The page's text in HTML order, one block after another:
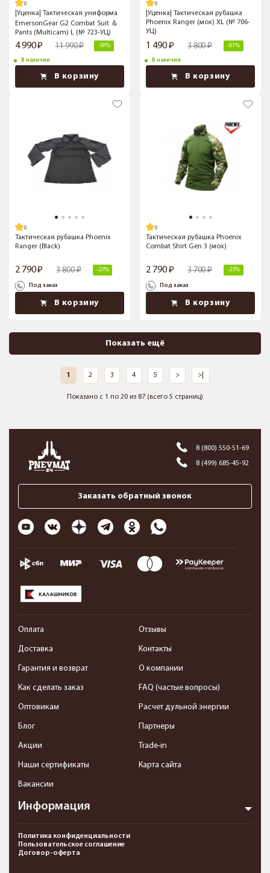
|Уценка| Тактическая униформа
EmersonGear G2 Combat Suit ＆
Pants (Multicam) L (№ 723-УЦ)
4 990 11 990 -59%
В наличии
В корзину
|Уценка| Тактическая рубашка
Phoenix Ranger (мох) XL (№ 706-
УЦ)
1 490 3 800 -61%
В наличии
В корзину
Тактическая рубашка Phoenix
Ranger (Black)
2 790 3 800 -27%
Под заказ
В корзину
Тактическая рубашка Phoenix
Combat Shirt Gen 3 (мох)
2 790 3 700 -25%
Под заказ
В корзину
Показать ещё
1 2 3 4 5 > >|
Показано с 1 по 20 из 87 (всего 5 страниц)
8 (800) 550-51-69
8 (499) 685-45-92
Заказать обратный звонок
Информация
Оплата
Доставка
Гарантия и возврат
Как сделать заказ
Оптовикам
Блог
Акции
Наши сертификаты
Вакансии
Отзывы
Контакты
О компании
FAQ (частые вопросы)
Расчет дульной энергии
Партнеры
Trade-in
Карта сайта
Политика конфиденциальности
Пользовательское соглашение
Договор-оферта